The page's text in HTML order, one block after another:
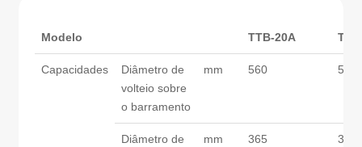
Modelo TTB-20A
Capacidades
Diâmetro de
volteio sobre
o barramento
mm 560 560
Diâmetro de
mm 365 365